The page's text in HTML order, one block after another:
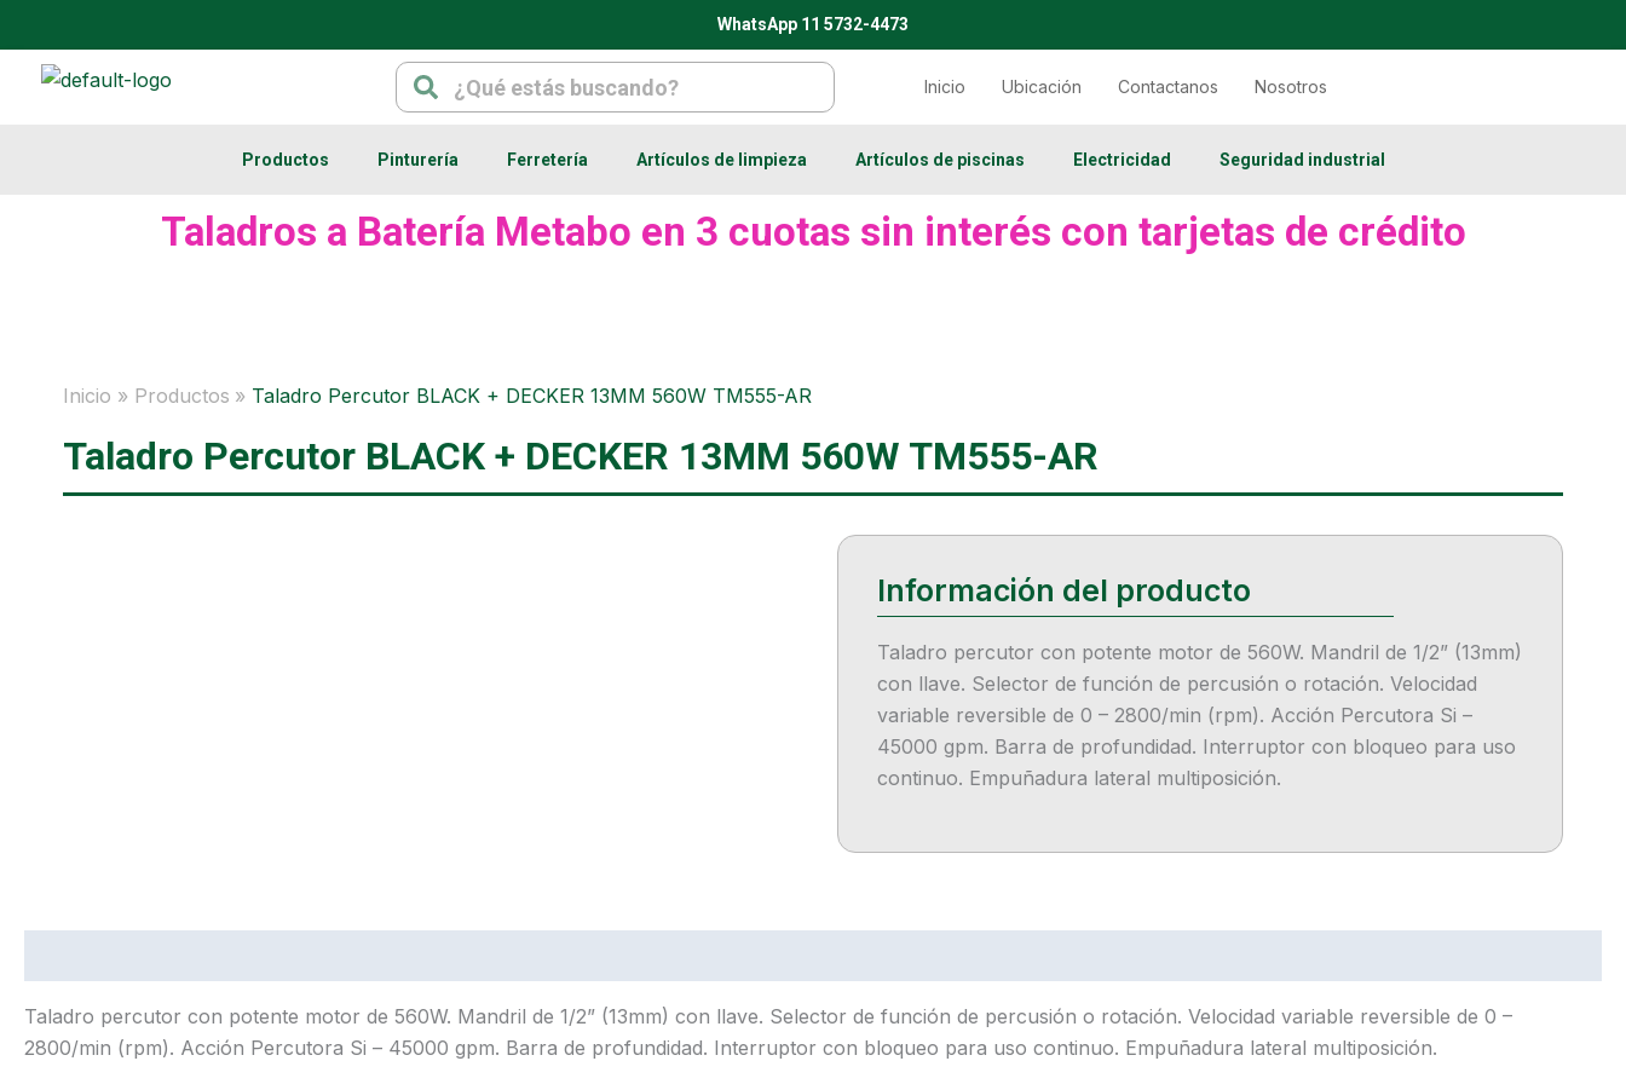
al
contenido
WhatsApp 11 5732-4473
Inicio Ubicación Contactanos Nosotros
SearchSearch
Productos Pinturería Ferretería Artículos de limpieza Artículos de piscinas Electricidad Seguridad industrial
Taladros a Batería Metabo en 3 cuotas sin interés con tarjetas de crédito
Inicio Productos Taladro Percutor BLACK + DECKER 13MM 560W TM555-AR
Taladro Percutor BLACK + DECKER 13MM 560W TM555-AR
Taladro percutor con potente motor de 560W. Mandril de 1/2” (13mm)
con llave. Selector de función de percusión o rotación. Velocidad
variable reversible de 0 – 2800/min (rpm). Acción Percutora Si –
45000 gpm. Barra de profundidad. Interruptor con bloqueo para uso
continuo. Empuñadura lateral multiposición.
Taladro percutor con potente motor de 560W. Mandril de 1/2” (13mm) con llave. Selector de función de percusión o rotación. Velocidad variable reversible de 0 –
2800/min (rpm). Acción Percutora Si – 45000 gpm. Barra de profundidad. Interruptor con bloqueo para uso continuo. Empuñadura lateral multiposición.